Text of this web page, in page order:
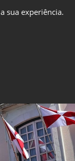
sua experiência.